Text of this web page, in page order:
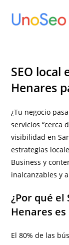
SEO local
Henares
¿Tu negocio
servicios “cerca
visibilidad en
estrategias
Business y
inalcanzables y
¿Por qué el
Henares es
El 80% de las